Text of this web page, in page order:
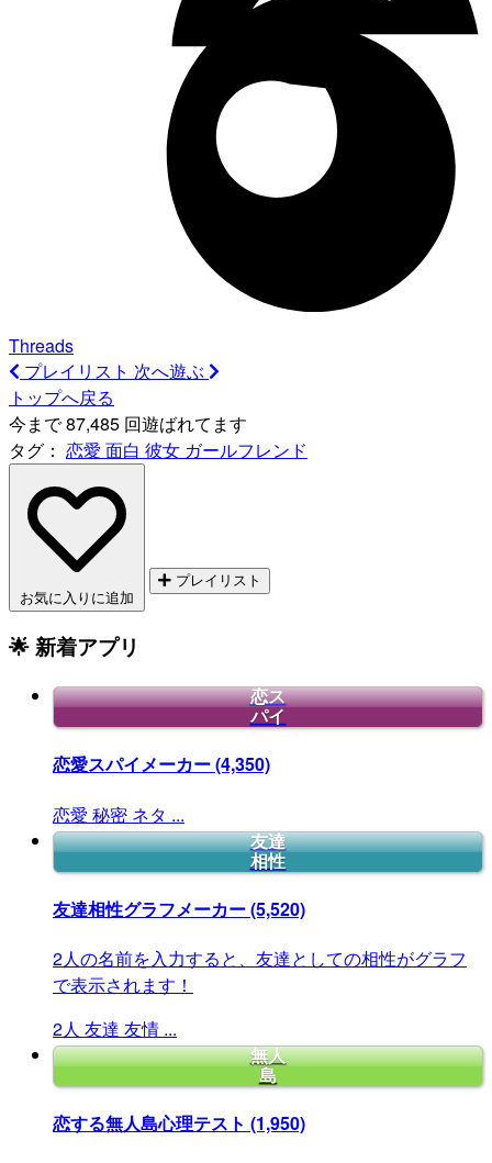
Threads
プレイリスト 次へ遊ぶ
トップへ戻る
今まで 87,485 回遊ばれてます
タグ： 恋愛 面白 彼女 ガールフレンド
お気に入りに追加
プレイリスト
🌟 新着アプリ
恋ス
パイ
恋愛スパイメーカー(4,350)
恋愛 秘密 ネタ ...
友達
相性
友達相性グラフメーカー(5,520)
2人の名前を入力すると、友達としての相性がグラフ
で表示されます！
2人 友達 友情 ...
無人
島
恋する無人島心理テスト (1,950)